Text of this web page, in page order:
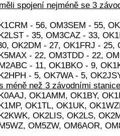
spojení nejméně se 3
- 56, OM3SEM - 55,
- 35, OM3CAZ - 33,
OK2DM - 27, OK1FRJ - 25,
- 22, OM3TDD - 22,
- 11, OK1BKO - 9,
- 5, OK7WA - 5,
méně než 3 závodními
OK1AMM, OK1BY,
OK1TL, OK1UK,
OK2LIS, OK2LS,
OM5ZW, OM6AOR,